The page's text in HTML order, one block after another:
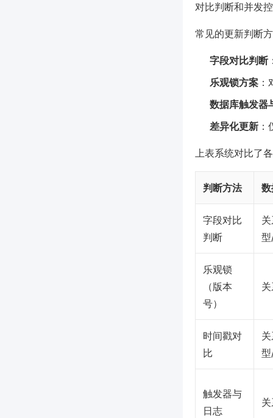
对比判断和并发
常见的更新判断
字段对比判断
乐观锁方案
数据库触发器
差异化更新
上表系统对比了
判断方法
字段对比
判断
乐观锁
（版本
号）
时间戳对
比
触发器与
日志